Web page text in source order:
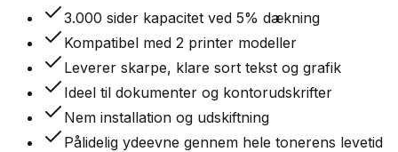
3.000 sider kapacitet ved 5% dækning
Kompatibel med 2 printer modeller
Leverer skarpe, klare sort tekst og grafik
Ideel til dokumenter og kontorudskrifter
Nem installation og udskiftning
Pålidelig ydeevne gennem hele tonerens levetid